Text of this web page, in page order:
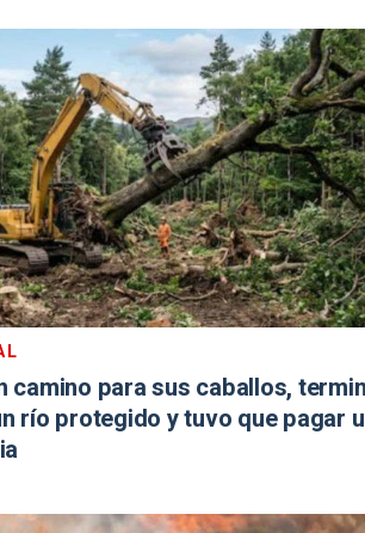
camino para sus caballos,
río protegido y tuvo que pagar